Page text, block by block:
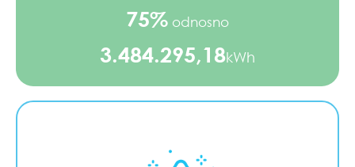
75% odnosno
3.484.295,18kWh